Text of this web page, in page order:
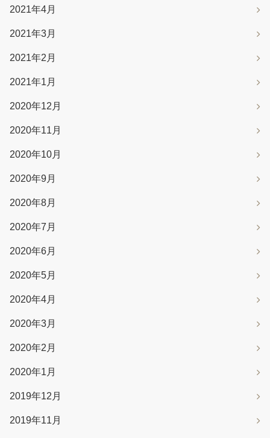
2021年4月
2021年3月
2021年2月
2021年1月
2020年12月
2020年11月
2020年10月
2020年9月
2020年8月
2020年7月
2020年6月
2020年5月
2020年4月
2020年3月
2020年2月
2020年1月
2019年12月
2019年11月